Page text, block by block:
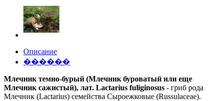
Описание
������
Млечник темно-бурый (Млечник буроватый или еще
Млечник сажистый), лат. Lactarius fuliginosus - гриб рода
Млечник (Lactarius) семейства Сыроежковые (Russulaceae).